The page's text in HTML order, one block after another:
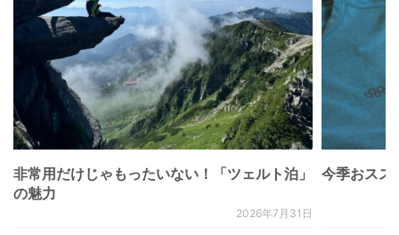
非常用だけじゃもったいない！「ツェルト泊」
の魅力
2026年7月31日
今季おスス